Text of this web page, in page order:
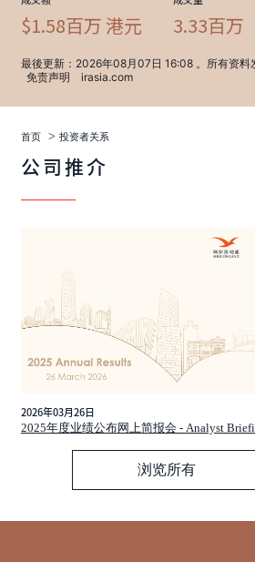
首页 > 投资者关系
公司推介
2026年03月26日
2025年度业绩公布网上简报会 - Analyst
浏览所有